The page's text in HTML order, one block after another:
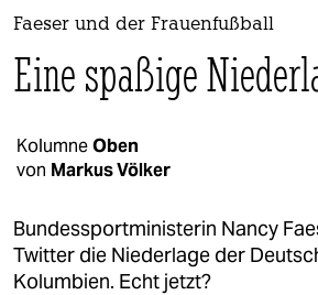
themen
politik
gesellschaft
kultur
sport
Faeser und der Frauenfußball
Eine spaßige
KolumneOben
von Markus Völker
Bundessportministerin Nancy
Twitter die Niederlage der
Kolumbien. Echt jetzt?